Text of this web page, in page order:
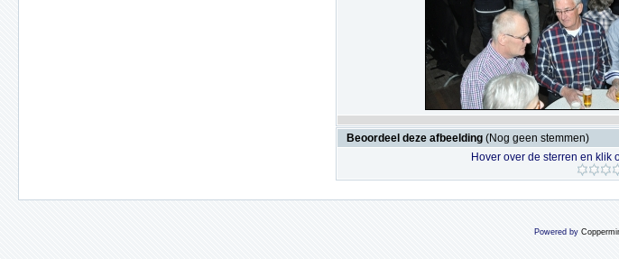
Beoordeel deze afbeelding (Nog geen stemmen)
Hover over de sterren en klik
Powered by